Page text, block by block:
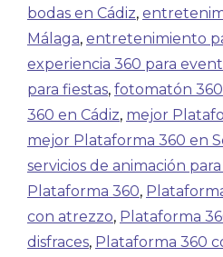
bodas en Cádiz,
Málaga, entretenimiento
experiencia 360 para
para fiestas, fotomatón 360
360 en Cádiz, mejor
mejor Plataforma 360 en
servicios de animación
Plataforma 360,
con atrezzo, Plataforma
disfraces, Plataforma 360